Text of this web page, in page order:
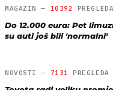
MAGAZIN — 10392 PREGLEDA
Do 12.000 eura: Pet
su auti još bili 'normalni'
NOVOSTI — 7131 PREGLEDA